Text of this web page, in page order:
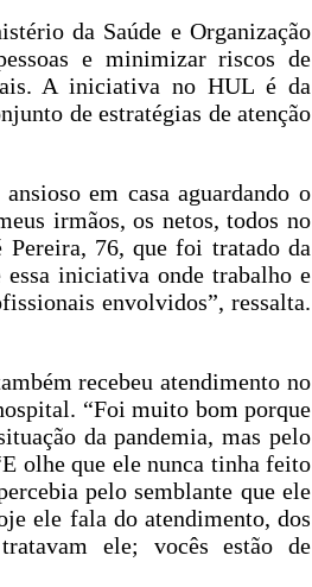
da Saúde e Organização
e minimizar riscos de
A iniciativa no HUL é da
de estratégias de atenção
em casa aguardando o
irmãos, os netos, todos no
Pereira, 76, que foi tratado da
iniciativa onde trabalho e
envolvidos”, ressalta.
recebeu atendimento no
“Foi muito bom porque
da pandemia, mas pelo
olhe que ele nunca tinha feito
pelo semblante que ele
ele fala do atendimento, dos
ele; vocês estão de